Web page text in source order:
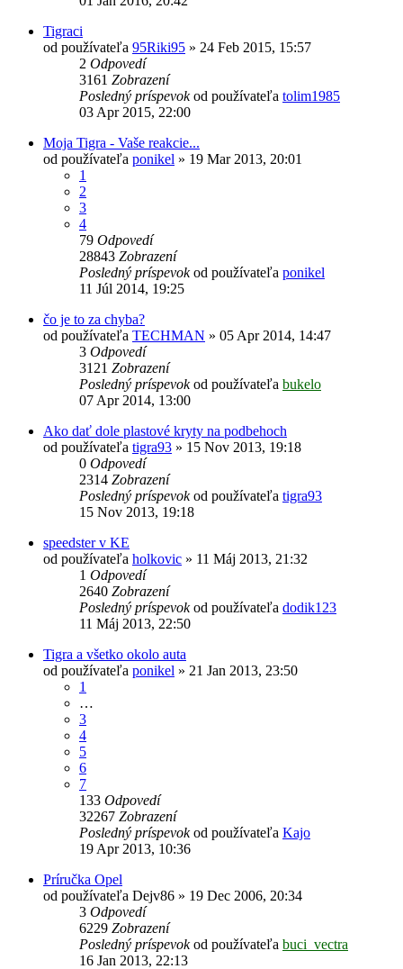
Tigraci
od používateľa 95Riki95 » 24 Feb 2015, 15:57
2 Odpovedí
3161 Zobrazení
Posledný príspevokod používateľa tolim1985
03 Apr 2015, 22:00
Moja Tigra - Vaše reakcie...
od používateľa ponikel » 19 Mar 2013, 20:01
1
2
3
4
79 Odpovedí
28843 Zobrazení
Posledný príspevokod používateľa ponikel
11 Júl 2014, 19:25
čo je to za chyba?
od používateľa TECHMAN » 05 Apr 2014, 14:47
3 Odpovedí
3121 Zobrazení
Posledný príspevokod používateľa bukelo
07 Apr 2014, 13:00
Ako dať dole plastové kryty na podbehoch
od používateľa tigra93 » 15 Nov 2013, 19:18
0 Odpovedí
2314 Zobrazení
Posledný príspevokod používateľa tigra93
15 Nov 2013, 19:18
speedster v KE
od používateľa holkovic » 11 Máj 2013, 21:32
1 Odpovedí
2640 Zobrazení
Posledný príspevokod používateľa dodik123
11 Máj 2013, 22:50
Tigra a všetko okolo auta
od používateľa ponikel » 21 Jan 2013, 23:50
1
…
3
4
5
6
7
133 Odpovedí
32267 Zobrazení
Posledný príspevokod používateľa Kajo
19 Apr 2013, 10:36
Príručka Opel
od používateľa Dejv86 » 19 Dec 2006, 20:34
3 Odpovedí
6229 Zobrazení
Posledný príspevokod používateľa buci_vectra
16 Jan 2013, 22:13